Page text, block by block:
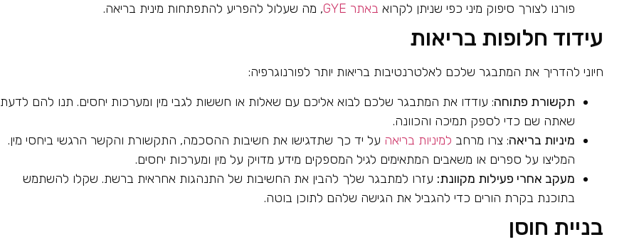
פורנו לצורך סיפוק מיני כפי שניתן לקרוא באתר GYE , מה שעלול להפריע להתפתחות מינית בריאה.
עידוד חלופות בריאות
חיוני להדריך את המתבגר שלכם לאלטרנטיבות בריאות יותר לפורנוגרפיה:
תקשורת פתוחה: עודדו את המתבגר שלכם לבוא אליכם עם שאלות או חששות לגבי מין ומערכות יחסים. תנו להם לדעת
שאתה שם כדי לספק תמיכה והכוונה.
מיניות בריאה: צרו מרחב למיניות בריאה על יד כך שתדגישו את חשיבות ההסכמה, התקשורת והקשר הרגשי ביחסי מין.
המליצו על ספרים או משאבים המתאימים לגיל המספקים מידע מדויק על מין ומערכות יחסים.
מעקב אחרי פעילות מקוונת: עזרו למתבגר שלך להבין את החשיבות של התנהגות אחראית ברשת. שקלו להשתמש
בתוכנת בקרת הורים כדי להגביל את הגישה שלהם לתוכן בוטה.
בניית חוסן